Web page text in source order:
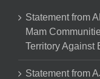
Statement from
Mam
Territory Against
Statement from